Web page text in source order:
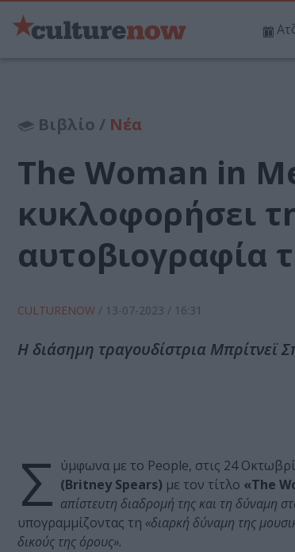
Βιβλίο / Νέα
The Woman in
κυκλοφορήσει
αυτοβιογραφία
CULTURENOW / 13-07-2023 / 16:31
Η διάσημη τραγουδίστρια Μπρίτνεϊ
Σ ύμφωνα με το People, στις 24
(Britney Spears) με τον τίτλο «The
απίστευτη διαδρομή της και τη δύναμη
υπογραμμίζοντας τη «διαρκή δύναμη της
δικούς της όρους».